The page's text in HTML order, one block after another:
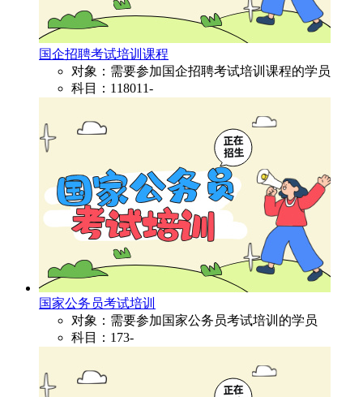
国企招聘考试培训课程
对象：需要参加国企招聘考试培训课程的学员
科目：118011-
国家公务员考试培训
对象：需要参加国家公务员考试培训的学员
科目：173-